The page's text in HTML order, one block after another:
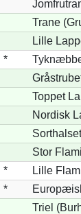
Trane
Lille
*
Toppet
Nordisk
Stor
*
Lille
*
Triel